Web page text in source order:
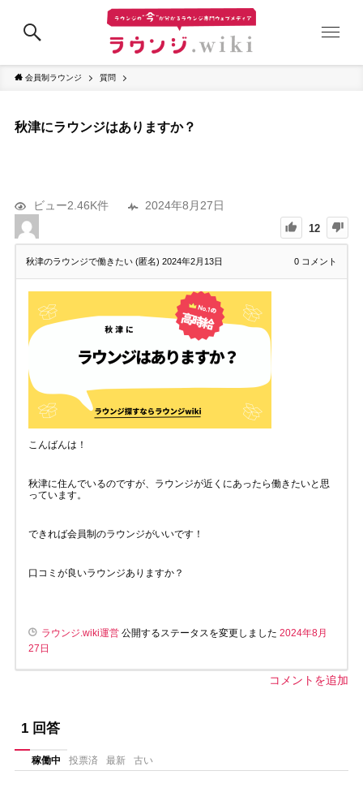
会員制ラウンジ 質問
秋津にラウンジはありますか？
ビュー2.46K件 2024年8月27日
12
秋津のラウンジで働きたい (匿名) 2024年2月13日 0 コメント
こんばんは！
秋津に住んでいるのですが、ラウンジが近くにあったら働きたいと思
っています。
できれば会員制のラウンジがいいです！
口コミが良いラウンジありますか？
ラウンジ.wiki運営公開するステータスを変更しました 2024年8月
27日
コメントを追加
1 回答
稼働中 投票済 最新 古い